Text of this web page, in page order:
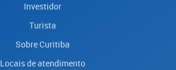
Investidor
Turista
Sobre Curitiba
Locais de atendimento